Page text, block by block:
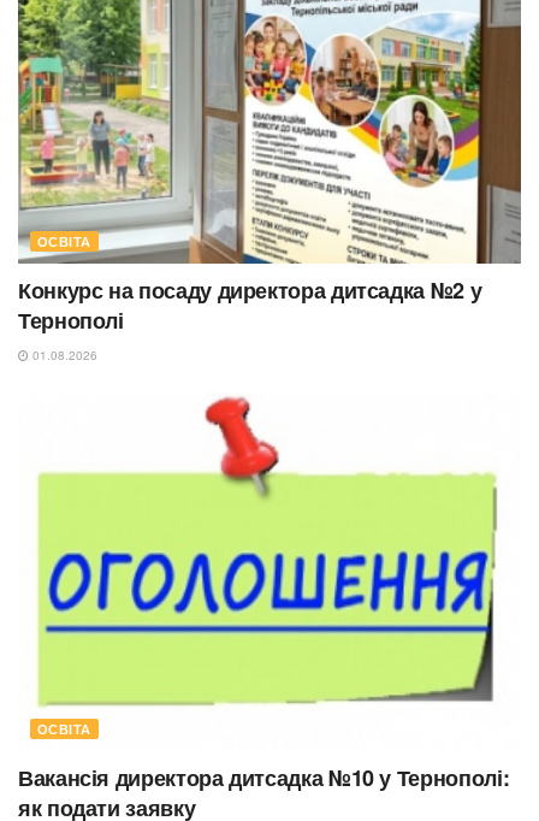
ОСВІТА
Конкурс на посаду директора дитсадка №2 у
Тернополі
01.08.2026
ОСВІТА
Вакансія директора дитсадка №10 у Тернополі:
як подати заявку